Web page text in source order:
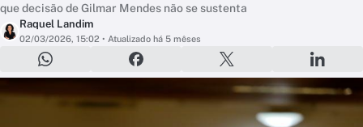
que decisão de Gilmar Mendes não se sustenta
Raquel Landim
02/03/2026, 15:02 • Atualizado há 5 mêses